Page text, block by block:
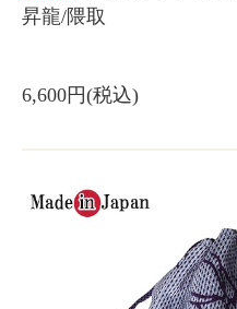
昇龍/隈取
6,600円(税込)